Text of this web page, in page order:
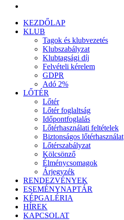
KEZDŐLAP
KLUB
Tagok és klubvezetés
Klubszabályzat
Klubtagsági díj
Felvételi kérelem
GDPR
Adó 2%
LŐTÉR
Lőtér
Lőtér foglaltság
Időpontfoglalás
Lőtérhasználati feltételek
Biztonságos lőtérhasználat
Lőtérszabályzat
Kölcsönző
Élménycsomagok
Árjegyzék
RENDEZVÉNYEK
ESEMÉNYNAPTÁR
KÉPGALÉRIA
HÍREK
KAPCSOLAT